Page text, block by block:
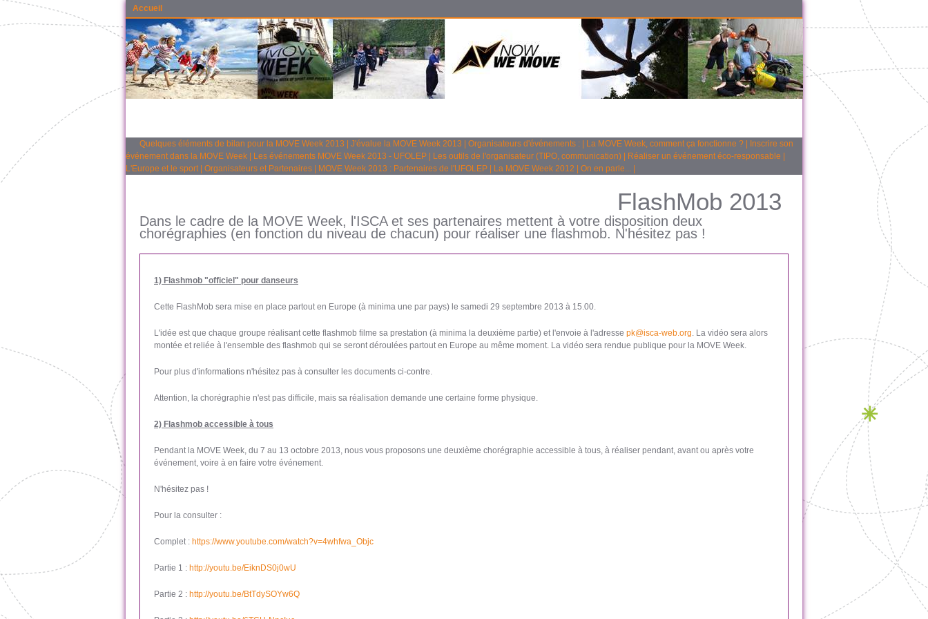
Accueil
Quelques éléments de bilan pour la MOVE Week 2013 J'évalue la MOVE Week 2013 Organisateurs d'événements : La MOVE Week, comment ça fonctionne ?
Inscrire son
événement dans la MOVE Week
Les événements MOVE Week 2013 - UFOLEP Les outils de l'organisateur (TIPO, communication) Réaliser un événement éco-responsable
L'Europe et le sport| Organisateurs et Partenaires MOVE Week 2013 : Partenaires de l'UFOLEP La MOVE Week 2012 On en parle...
FlashMob 2013
Dans le cadre de la MOVE Week, l'ISCA et ses partenaires mettent à votre disposition deux
chorégraphies (en fonction du niveau de chacun) pour réaliser une flashmob. N'hésitez pas !
1) Flashmob "officiel" pour danseurs
Cette FlashMob sera mise en place partout en Europe (à minima une par pays) le samedi 29 septembre 2013 à 15.00.
L'idée est que chaque groupe réalisant cette flashmob filme sa prestation (à minima la deuxième partie) et l'envoie à l'adresse pk@isca-web.org. La vidéo sera alors
montée et reliée à l'ensemble des flashmob qui se seront déroulées partout en Europe au même moment. La vidéo sera rendue publique pour la MOVE Week.
Pour plus d'informations n'hésitez pas à consulter les documents ci-contre.
Attention, la chorégraphie n'est pas difficile, mais sa réalisation demande une certaine forme physique.
2) Flashmob accessible à tous
Pendant la MOVE Week, du 7 au 13 octobre 2013, nous vous proposons une deuxième chorégraphie accessible à tous, à réaliser pendant, avant ou après votre
événement, voire à en faire votre événement.
N'hésitez pas !
Pour la consulter :
Complet : https://www.youtube.com/watch?v=4whfwa_Objc
Partie 1 : http://youtu.be/EiknDS0j0wU
Partie 2 : http://youtu.be/BtTdySOYw6Q